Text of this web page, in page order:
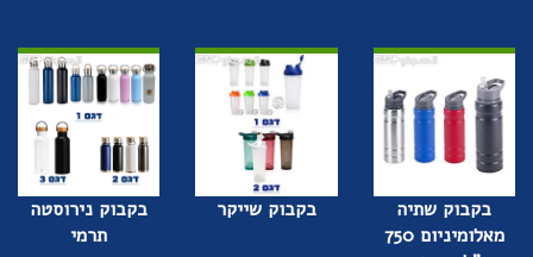
בקבוק שתיה
מאלומיניום 750
בקבוק שייקר
בקבוק נירוסטה
תרמי